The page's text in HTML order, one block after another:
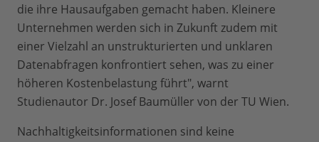
die ihre Hausaufgaben gemacht haben. Kleinere
Unternehmen werden sich in Zukunft zudem mit
einer Vielzahl an unstrukturierten und unklaren
Datenabfragen konfrontiert sehen, was zu einer
höheren Kostenbelastung führt", warnt
Studienautor Dr. Josef Baumüller von der TU Wien.
Nachhaltigkeitsinformationen sind keine